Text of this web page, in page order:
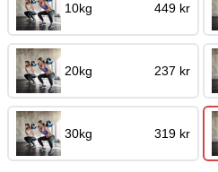
10kg 449 kr
20kg 237 kr
30kg 319 kr